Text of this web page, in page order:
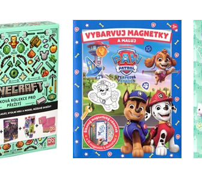
- Dárková
pro přežití
Tlapková patrola -
Vybarvuj magnetky
Kolektiv
Do košíku